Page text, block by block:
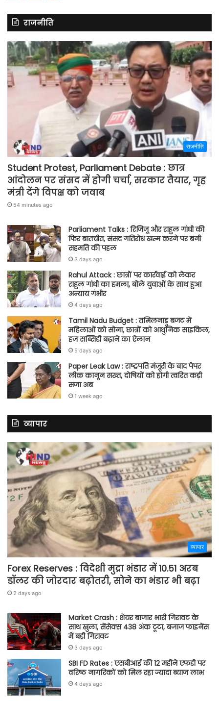
राजनीति
राजनीति
Student Protest, Parliament Debate : छात्र
आंदोलन पर संसद में होगी चर्चा, सरकार तैयार, गृह
मंत्री देंगे विपक्ष को जवाब
54 minutes ago
Parliament Talks : रिजिजू और राहुल गांधी की
फिर बातचीत, संसद गतिरोध खत्म करने पर बनी
सहमति की पहल
3 days ago
Rahul Attack : छात्रों पर कार्रवाई को लेकर
राहुल गांधी का हमला, बोले युवाओं के साथ हुआ
अन्याय गंभीर
4 days ago
Tamil Nadu Budget : तमिलनाडु बजट में
महिलाओं को सोना, छात्रों को आधुनिक साइकिल,
हज सब्सिडी बढ़ाने का ऐलान
5 days ago
Paper Leak Law : राष्ट्रपति मंजूरी के बाद पेपर
लीक कानून सख्त, दोषियों को होगी त्वरित कड़ी
सजा अब
1 week ago
व्यापार
व्यापार
Forex Reserves : विदेशी मुद्रा भंडार में 10.51 अरब
डॉलर की जोरदार बढ़ोतरी, सोने का भंडार भी बढ़ा
2 days ago
Market Crash : शेयर बाजार भारी गिरावट के
साथ खुला, सेंसेक्स 438 अंक टूटा, बजाज फाइनेंस
में बड़ी गिरावट
3 days ago
SBI FD Rates : एसबीआई की 12 महीने एफडी पर
वरिष्ठ नागरिकों को मिल रहा ज्यादा ब्याज लाभ
4 days ago